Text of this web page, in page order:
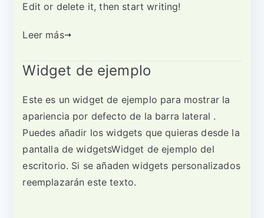
Edit or delete it, then start writing!
Leer más
Widget de ejemplo
Este es un widget de ejemplo para mostrar la
apariencia por defecto de la barra lateral .
Puedes añadir los widgets que quieras desde la
pantalla de widgetsWidget de ejemplo del
escritorio. Si se añaden widgets personalizados
reemplazarán este texto.